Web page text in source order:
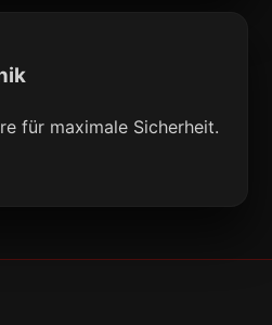
für maximale Sicherheit.